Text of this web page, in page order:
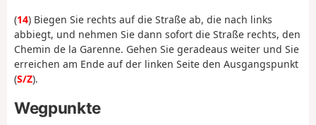
(14) Biegen Sie rechts auf die Straße ab, die nach links
abbiegt, und nehmen Sie dann sofort die Straße rechts, den
Chemin de la Garenne. Gehen Sie geradeaus weiter und Sie
erreichen am Ende auf der linken Seite den Ausgangspunkt
(S/Z).
Wegpunkte